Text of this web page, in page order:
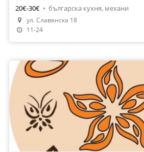
Направи Резервация
20€-30€ • българска кухня, механи
ул. Славянска 18
11-24